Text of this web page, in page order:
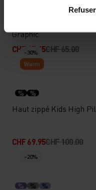
Graphic
CHF 45.45CHF 65.00
-30%
Warm
% %
Haut zippé Kids High
CHF 69.95CHF 100.00
-20%
% % %